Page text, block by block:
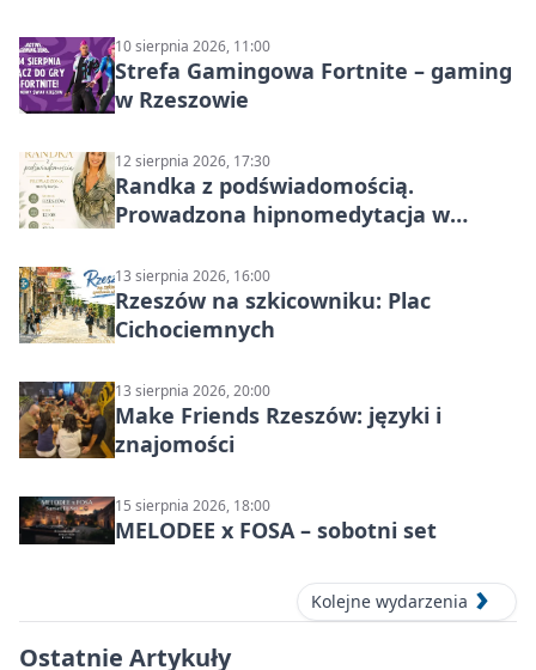
10 sierpnia 2026, 11:00
Strefa Gamingowa Fortnite – gaming
w Rzeszowie
12 sierpnia 2026, 17:30
Randka z podświadomością.
Prowadzona hipnomedytacja w
13 sierpnia 2026, 16:00
Rzeszów na szkicowniku: Plac
Cichociemnych
13 sierpnia 2026, 20:00
Make Friends Rzeszów: języki i
znajomości
15 sierpnia 2026, 18:00
MELODEE x FOSA – sobotni set
Kolejne wydarzenia
Ostatnie Artykuły